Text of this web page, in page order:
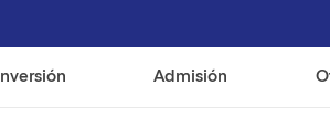
Inversión Admisión